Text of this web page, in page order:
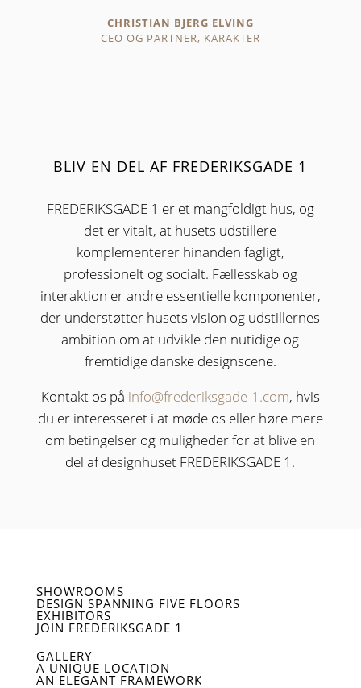
CHRISTIAN BJERG ELVING
CEO OG PARTNER, KARAKTER
BLIV EN DEL AF FREDERIKSGADE 1
FREDERIKSGADE 1 er et mangfoldigt hus, og
det er vitalt, at husets udstillere
komplementerer hinanden fagligt,
professionelt og socialt. Fællesskab og
interaktion er andre essentielle komponenter,
der understøtter husets vision og udstillernes
ambition om at udvikle den nutidige og
fremtidige danske designscene.
Kontakt os på info@frederiksgade-1.com, hvis
du er interesseret i at møde os eller høre mere
om betingelser og muligheder for at blive en
del af designhuset FREDERIKSGADE 1.
SHOWROOMS
DESIGN SPANNING FIVE FLOORS
EXHIBITORS
JOIN FREDERIKSGADE 1
GALLERY
A UNIQUE LOCATION
AN ELEGANT FRAMEWORK